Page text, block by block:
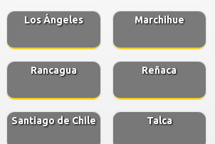
Los Ángeles Marchihue
Rancagua Reñaca
Santiago de Chile Talca